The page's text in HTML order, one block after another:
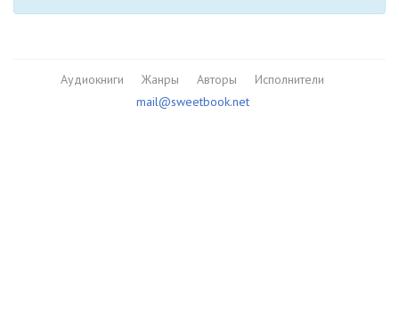
Аудиокниги Жанры Авторы
Исполнители
mail@sweetbook.net